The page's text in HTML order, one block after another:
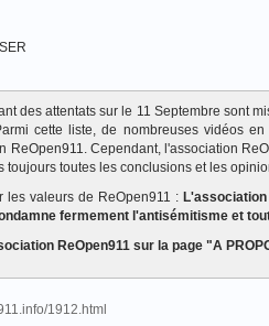
des attentats sur le 11 Septembre sont
cette liste, de nombreuses vidéos
ReOpen911. Cependant, l'association
toujours toutes les conclusions et les
les valeurs de ReOpen911 :
fermement l'antisémitisme et
ReOpen911 sur la page "A
1912.html